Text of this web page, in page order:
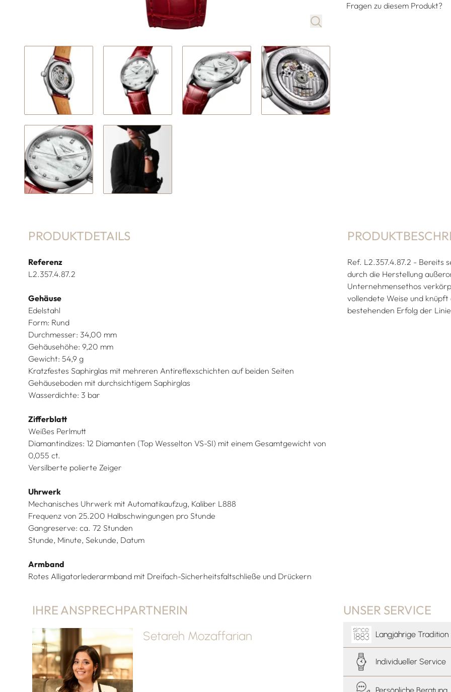
Fragen zu diesem Produkt?
PRODUKTDETAILS
Referenz
L2.357.4.87.2
Gehäuse
Edelstahl
Form: Rund
Durchmesser: 34,00 mm
Gehäusehöhe: 9,20 mm
Gewicht: 54,9 g
Kratzfestes Saphirglas mit mehreren Antireflexschichten auf beiden Seiten
Gehäuseboden mit durchsichtigem Saphirglas
Wasserdichte: 3 bar
Zifferblatt
Weißes Perlmutt
Diamantindizes: 12 Diamanten (Top Wesselton VS-SI) mit einem Gesamtgewicht von
0,055 ct.
Versilberte polierte Zeiger
Uhrwerk
Mechanisches Uhrwerk mit Automatikaufzug, Kaliber L888
Frequenz von 25.200 Halbschwingungen pro Stunde
Gangreserve: ca. 72 Stunden
Stunde, Minute, Sekunde, Datum
Armband
Rotes Alligatorlederarmband mit Dreifach-Sicherheitsfaltschließe und Drückern
Ref. L2.357.4.87.2 - Bereits
durch die Herstellung
Unternehmensethos
vollendete Weise und
bestehenden Erfolg der
IHRE ANSPRECHPARTNERIN
Setareh Mozaffarian
UNSER SERVICE
Langjährige Tradition
Individueller Service